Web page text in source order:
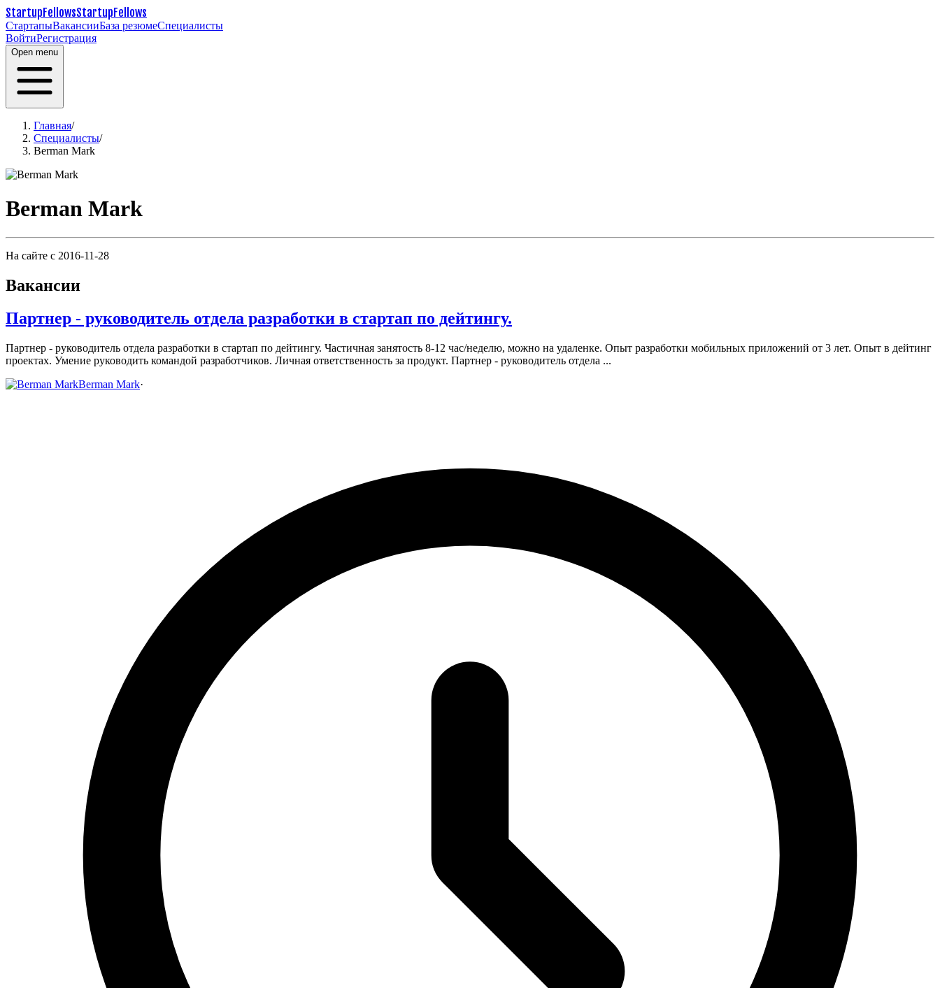
StartupFellowsStartupFellows
СтартапыВакансииБаза резюмеСпециалисты
ВойтиРегистрация
Open menu
Главная/
Специалисты/
Berman Mark
Berman Mark
На сайте с 2016-11-28
Вакансии
Партнер - руководитель отдела разработки в стартап по дейтингу.
Партнер - руководитель отдела разработки в стартап по дейтингу. Частичная занятость 8-12 час/неделю, можно на удаленке. Опыт разработки мобильных приложений от 3 лет. Опыт в дейтинг
проектах. Умение руководить командой разработчиков. Личная ответственность за продукт. Партнер - руководитель отдела ...
Berman Mark·